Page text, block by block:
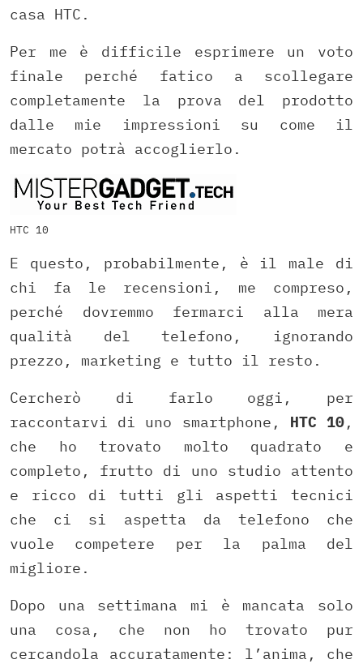
casa HTC.
Per me è difficile esprimere un voto
finale perché fatico a scollegare
completamente la prova del prodotto
dalle mie impressioni su come il
mercato potrà accoglierlo.
HTC 10
E questo, probabilmente, è il male di
chi fa le recensioni, me compreso,
perché dovremmo fermarci alla mera
qualità del telefono, ignorando
prezzo, marketing e tutto il resto.
Cercherò di farlo oggi, per
raccontarvi di uno smartphone, HTC 10,
che ho trovato molto quadrato e
completo, frutto di uno studio attento
e ricco di tutti gli aspetti tecnici
che ci si aspetta da telefono che
vuole competere per la palma del
migliore.
Dopo una settimana mi è mancata solo
una cosa, che non ho trovato pur
cercandola accuratamente: l’anima, che